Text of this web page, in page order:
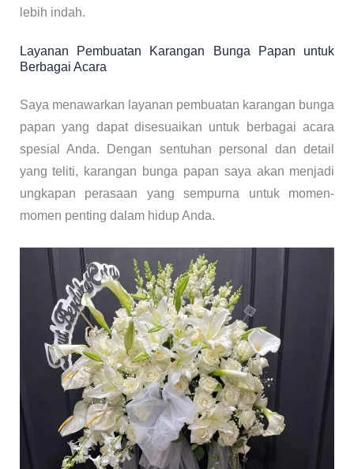
lebih indah.
Layanan Pembuatan Karangan Bunga Papan untuk
Berbagai Acara
Saya menawarkan layanan pembuatan karangan bunga
papan yang dapat disesuaikan untuk berbagai acara
spesial Anda. Dengan sentuhan personal dan detail
yang teliti, karangan bunga papan saya akan menjadi
ungkapan perasaan yang sempurna untuk momen-
momen penting dalam hidup Anda.